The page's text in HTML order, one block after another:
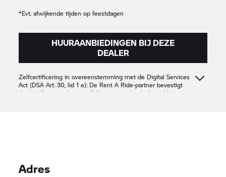
*Evt. afwijkende tijden op feestdagen
HUURAANBIEDINGEN BIJ DEZE
DEALER
Zelfcertificering in overeenstemming met de Digital Services
Act (DSA Art. 30, lid 1 e): De Rent A Ride-partner bevestigt
dat hij alleen producten of diensten aanbiedt die voldoen aan
Adres